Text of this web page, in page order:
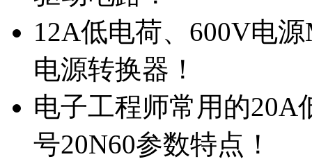
12A低电荷、600V电
电源转换器！
电子工程师常用的20A
号20N60参数特点！